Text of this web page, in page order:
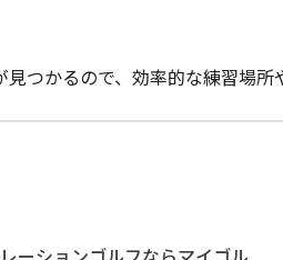
つかるので、効率的な練習場所